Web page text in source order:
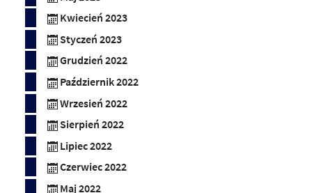
Kwiecień 2023
Styczeń 2023
Grudzień 2022
Październik 2022
Wrzesień 2022
Sierpień 2022
Lipiec 2022
Czerwiec 2022
Maj 2022